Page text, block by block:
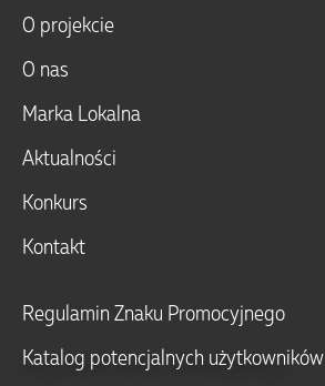
O projekcie
O nas
Marka Lokalna
Aktualności
Konkurs
Kontakt
Regulamin Znaku Promocyjnego
Katalog potencjalnych użytkowników